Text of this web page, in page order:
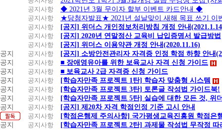
공지사항
◆ 2021년 3월 무이자 할부 이벤트 카드안내 ◆
공지사항
★당첨자발표★ 2021년 설날맞이 새해 목표 쓰기 이
공지사항
[공지] 위더스 개인정보처리방침 개정 안내
공지사항
[공지] 2020년 연말정산 교육비 납입증명서 발급방법
공지사항
[공지] 위더스 이용약관 개정 안내(2020.11.16)
공지
공지사항
[공지] 소방안전관리자 자격증 인정 학점 하향 안내
공지
공지사항
■ 장애영유아를 위한 보육교사 자격 신청 가이드
공지
공지사항
■ 보육교사 2급 자격증 신청 가이드
공지
공지사항
[학습자만족 프로젝트 1탄] 학습자 맞춤형 시스템
공지
공지사항
[학습자만족 프로젝트 3탄] 토론글 작성법 가이드북!
공지
공지사항
[학습자만족 프로젝트 5탄] 실습에 대한 모든 것, 위
공지
공지사항
[공지] 제20차 자격 학점인정 기준 고시 안내
공지사항
[학점은행제 주의사항] 국가평생교육진흥원 학점은
공지
공지사항 [학습자만족 프로젝트 2탄] 과제물 작성법 무작정 따